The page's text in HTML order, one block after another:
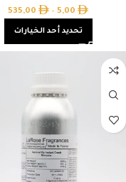
5,00
–
535,00
تحديد أحد الخيارات